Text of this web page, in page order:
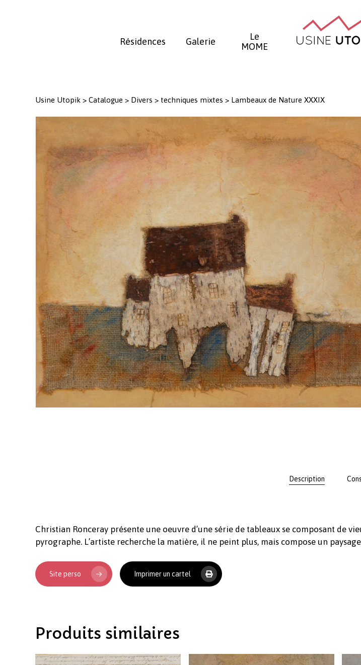
Résidences Galerie
Le
MOME
Usine Utopik > Catalogue > Divers > techniques mixtes > Lambeaux de Nature XXXIX
Description
Christian Ronceray présente une oeuvre d’une série de tableaux se composant de
pyrographe. L’artiste recherche la matière, il ne peint plus, mais compose un
Site perso Imprimer un cartel
Produits similaires